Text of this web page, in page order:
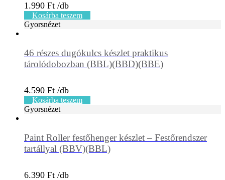
1.990 Ft
Kosárba teszem
Gyorsnézet
46 részes dugókulcs készlet praktikus
tárolódobozban (BBL)(BBD)(BBE)
4.590 Ft
Kosárba teszem
Gyorsnézet
Paint Roller festőhenger készlet – Festőrendszer
tartállyal (BBV)(BBL)
6.390 Ft